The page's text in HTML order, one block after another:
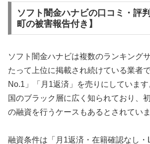
ソフト闇金ハナビの口コミ・評
町の被害報告付き】
ソフト闇金ハナビは複数のランキング
たって上位に掲載され続けている業者
No.1」「月1返済」を売りにしていま
国のブラック層に広く知られており、
の融資を行うケースもあるとされていま
融資条件は「月1返済・在籍確認なし・